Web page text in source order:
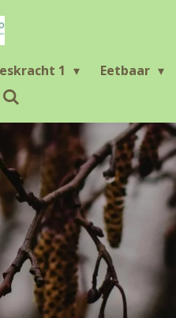
1 Eetbaar